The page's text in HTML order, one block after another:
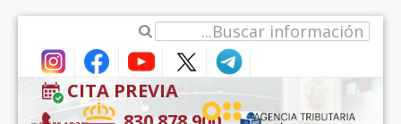
CITA PREVIA